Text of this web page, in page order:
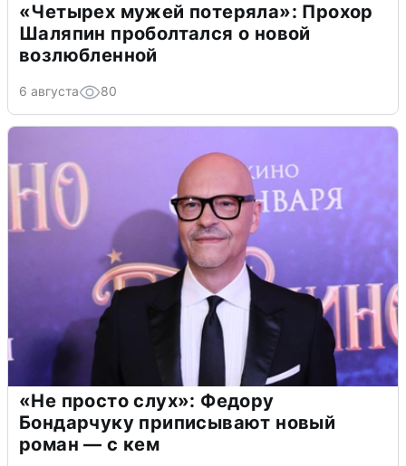
«Четырех мужей потеряла»: Прохор
Шаляпин проболтался о новой
возлюбленной
6 августа 80
«Не просто слух»: Федору
Бондарчуку приписывают новый
роман — с кем